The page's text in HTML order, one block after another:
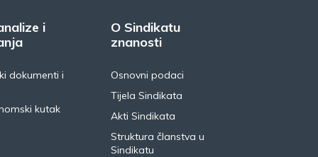
i
dokumenti i
kutak
O Sindikatu
znanosti
Osnovni podaci
Tijela Sindikata
Akti Sindikata
Struktura članstva u
Sindikatu